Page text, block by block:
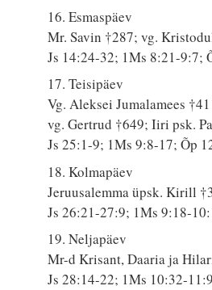
16. Esmaspäev
Mr. Savin †287; vg.
Js 14:24-32; 1Ms 8:21-9:7;
17. Teisipäev
Vg. Aleksei Jumalamees
vg. Gertrud †649; Iiri psk.
Js 25:1-9; 1Ms 9:8-17; Õp
18. Kolmapäev
Jeruusalemma üpsk. Kirill
Js 26:21-27:9; 1Ms 9:18-
19. Neljapäev
Mr-d Krisant, Daaria ja
Js 28:14-22; 1Ms 10:32-